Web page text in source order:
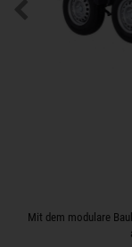
Mit dem modulare